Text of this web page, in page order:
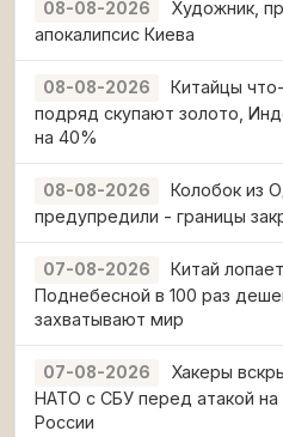
08-08-2026
Художник,
апокалипсис Киева
08-08-2026
Китайцы
подряд скупают золото,
на 40%
08-08-2026
Колобок из
предупредили - границы
07-08-2026
Китай
Поднебесной в 100 раз
захватывают мир
07-08-2026
Хакеры
НАТО с СБУ перед атакой
России